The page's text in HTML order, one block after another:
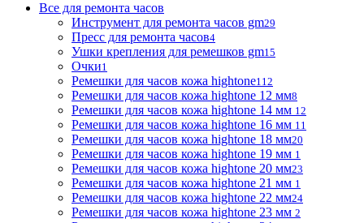
Все для ремонта часов
Инструмент для ремонта часов gm29
Пресс для ремонта часов4
Ушки крепления для ремешков gm15
Очки1
Ремешки для часов кожа hightone112
Ремешки для часов кожа hightone 12 мм8
Ремешки для часов кожа hightone 14 мм 12
Ремешки для часов кожа hightone 16 мм 11
Ремешки для часов кожа hightone 18 мм20
Ремешки для часов кожа hightone 19 мм 1
Ремешки для часов кожа hightone 20 мм23
Ремешки для часов кожа hightone 21 мм 1
Ремешки для часов кожа hightone 22 мм24
Ремешки для часов кожа hightone 23 мм 2